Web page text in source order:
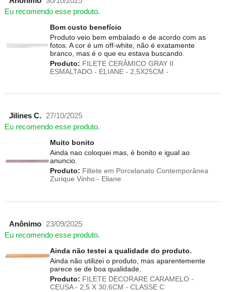
Eu recomendo esse produto.
Bom custo benefício
Produto veio bem embalado e de acordo com as
fotos. A cor é um off-white, não é exatamente
branco, mas é o que eu estava buscando.
Produto: FILETE CERÂMICO GRAY II
ESMALTADO - ELIANE - 2,5X25CM -
Jilines C. 27/10/2025
Eu recomendo esse produto.
Muito bonito
Ainda nao coloquei mas, é bonito e igual ao
anuncio.
Produto: Filtete em Porcelanato Contemporânea
Zurique Vinho - Eliane
Anônimo 23/09/2025
Eu recomendo esse produto.
Ainda não testei a qualidade do produto.
Ainda não utilizei o produto, mas aparentemente
parece se de boa qualidade.
Produto: FILETE DECORARE CARAMELO -
CEUSA - 2,5 X 30,6CM - CLASSE C